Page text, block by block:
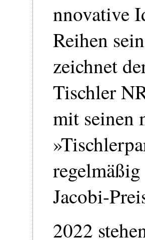
nnovative
Reihen
zeichnet
Tischler
mit seinen
Jacobi-
2022